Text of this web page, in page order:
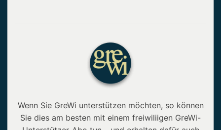
Wenn Sie GreWi unterstützen möchten, so können
Sie dies am besten mit einem freiwiliigen GreWi-